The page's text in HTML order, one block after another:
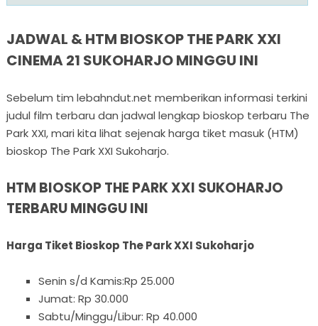
JADWAL & HTM BIOSKOP THE PARK XXI
CINEMA 21 SUKOHARJO MINGGU INI
Sebelum tim lebahndut.net memberikan informasi terkini
judul film terbaru dan jadwal lengkap bioskop terbaru The
Park XXI, mari kita lihat sejenak harga tiket masuk (HTM)
bioskop The Park XXI Sukoharjo.
HTM BIOSKOP THE PARK XXI SUKOHARJO
TERBARU MINGGU INI
Harga Tiket Bioskop The Park XXI Sukoharjo
Senin s/d Kamis:Rp 25.000
Jumat: Rp 30.000
Sabtu/Minggu/Libur: Rp 40.000